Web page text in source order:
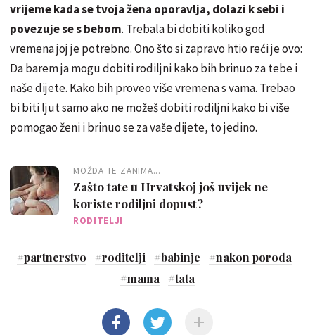
vrijeme kada se tvoja žena oporavlja, dolazi k sebi i
povezuje se s bebom. Trebala bi dobiti koliko god
vremena joj je potrebno. Ono što si zapravo htio reći je ovo:
Da barem ja mogu dobiti rodiljni kako bih brinuo za tebe i
naše dijete. Kako bih proveo više vremena s vama. Trebao
bi biti ljut samo ako ne možeš dobiti rodiljni kako bi više
pomogao ženi i brinuo se za vaše dijete, to jedino.
MOŽDA TE ZANIMA...
Zašto tate u Hrvatskoj još uvijek ne
koriste rodiljni dopust?
RODITELJI
#partnerstvo #roditelji #babinje #nakon poroda
#mama #tata